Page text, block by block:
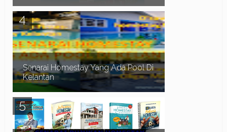
Dah Penat Mencari Homestay?? Biar saya bantu
anda mendapatkan Homestay yang anda
perlukan.. Adakah anda menghadapi masalah
seperti b...
Senarai Homestay Yang Ada Pool Di
Kelantan
Assalamualaikum dan Salam Sejahtera. Waktu
musim cuti sekolah biasanya ramai orang
mencari Homestay di Pantai Timur. Terutamanya